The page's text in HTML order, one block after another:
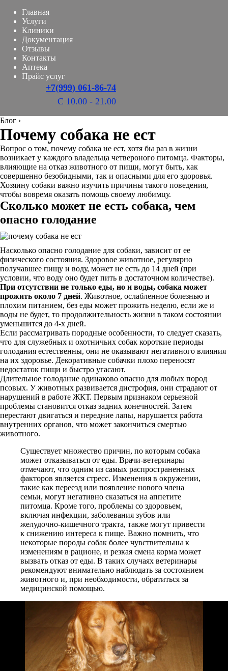
Главная
Услуги
Клиники
Документация
Отзывы
Контакты
Аптека
Прайс услуг
+7(999) 061-86-74
С 10.00 - 21.00
Блог ›
Почему собака не ест
Вопрос о том, почему собака не ест, хотя бы раз в жизни
возникает у каждого владельца четвероного питомца. Факторы,
влияющие на отказ животного от пищи, могут быть, как
совершенно безобидными, так и опасными для его здоровья.
Хозяину собаки важно изучить причины такого поведения,
чтобы вовремя оказать помощь своему любимцу.
Сколько может не есть собака, чем
опасно голодание
Насколько опасно голодание для собаки, зависит от ее
физического состояния. Здоровое животное, регулярно
получавшее пищу и воду, может не есть до 14 дней (при
условии, что воду оно будет пить в достаточном количестве).
При отсутствии не только еды, но и воды, собака может
прожить около 7 дней. Животное, ослабленное болезнью и
плохим питанием, без еды может прожить неделю, если же и
воды не будет, то продолжительность жизни в таком состоянии
уменьшится до 4-х дней.
Если рассматривать породные особенности, то следует сказать,
что для служебных и охотничьих собак короткие периоды
голодания естественны, они не оказывают негативного влияния
на их здоровье. Декоративные собачки плохо переносят
недостаток пищи и быстро угасают.
Длительное голодание одинаково опасно для любых пород
псовых. У животных развивается дистрофия, они страдают от
нарушений в работе ЖКТ. Первым признаком серьезной
проблемы становится отказ задних конечностей. Затем
перестают двигаться и передние лапы, нарушается работа
внутренних органов, что может закончиться смертью
животного.
Существует множество причин, по которым собака
может отказываться от еды. Врачи-ветеринары
отмечают, что одним из самых распространенных
факторов является стресс. Изменения в окружении,
такие как переезд или появление нового члена
семьи, могут негативно сказаться на аппетите
питомца. Кроме того, проблемы со здоровьем,
включая инфекции, заболевания зубов или
желудочно-кишечного тракта, также могут привести
к снижению интереса к пище. Важно помнить, что
некоторые породы собак более чувствительны к
изменениям в рационе, и резкая смена корма может
вызвать отказ от еды. В таких случаях ветеринары
рекомендуют внимательно наблюдать за состоянием
животного и, при необходимости, обратиться за
медицинской помощью.